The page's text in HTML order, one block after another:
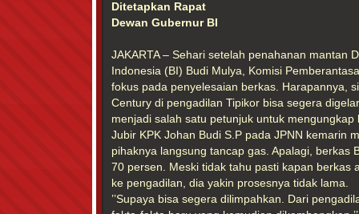
Ditetapkan Rapat
Dewan Gubernur BI
JAKARTA – Sehari setelah penahanan mantan
Indonesia (BI) Budi Mulya, Komisi
fokus pada penyelesaian berkas. Harapannya,
Century di pengadilan Tipikor bisa segera
menjadi salah satu petunjuk untuk mengungkap
Jubir KPK Johan Budi S.P pada JPNN kemarin
pihaknya langsung tancap gas. Apalagi, berkas
70 persen. Meski tidak tahu pasti kapan berkas
ke pengadilan, dia yakin prosesnya tidak lama.
’’Supaya bisa segera dilimpahkan. Dari